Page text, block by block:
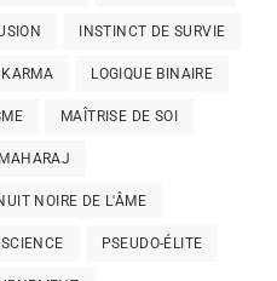
INSTINCT DE SURVIE
KARMA LOGIQUE BINAIRE
MAÎTRISE DE SOI
NOIRE DE L'ÂME
PSEUDO-ÉLITE